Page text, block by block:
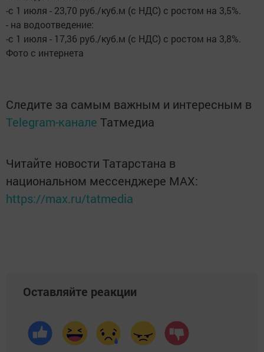
-с 1 июля - 23,70 руб./куб.м (с НДС) с ростом на 3,5%.
- на водоотведение:
-с 1 июля - 17,36 руб./куб.м (с НДС) с ростом на 3,8%.
Фото с интернета
Следите за самым важным и интересным в
Telegram-канале Татмедиа
Читайте новости Татарстана в
национальном мессенджере MАХ:
https://max.ru/tatmedia
Оставляйте реакции